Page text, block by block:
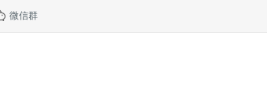
微信群